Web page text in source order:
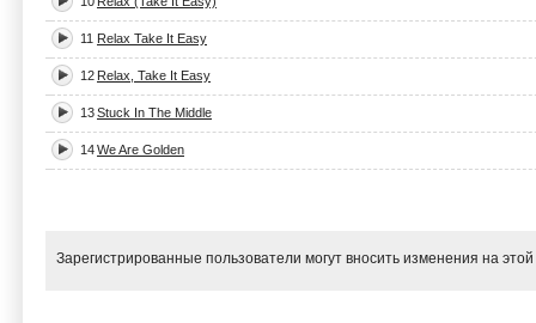
11 Relax Take It Easy
12 Relax, Take It Easy
13Stuck In The Middle
14We Are Golden
Зарегистрированные пользователи могут вносить изменения на